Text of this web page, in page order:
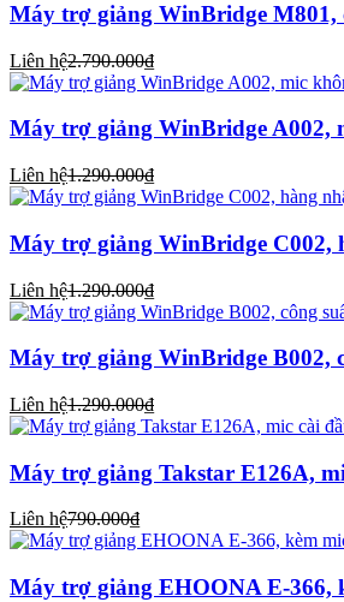
Máy trợ giảng WinBridge M801,
Liên hệ2.790.000₫
Máy trợ giảng WinBridge A002,
Liên hệ1.290.000₫
Máy trợ giảng WinBridge C002,
Liên hệ1.290.000₫
Máy trợ giảng WinBridge B002,
Liên hệ1.290.000₫
Máy trợ giảng Takstar E126A,
Liên hệ790.000₫
Máy trợ giảng EHOONA E-366,